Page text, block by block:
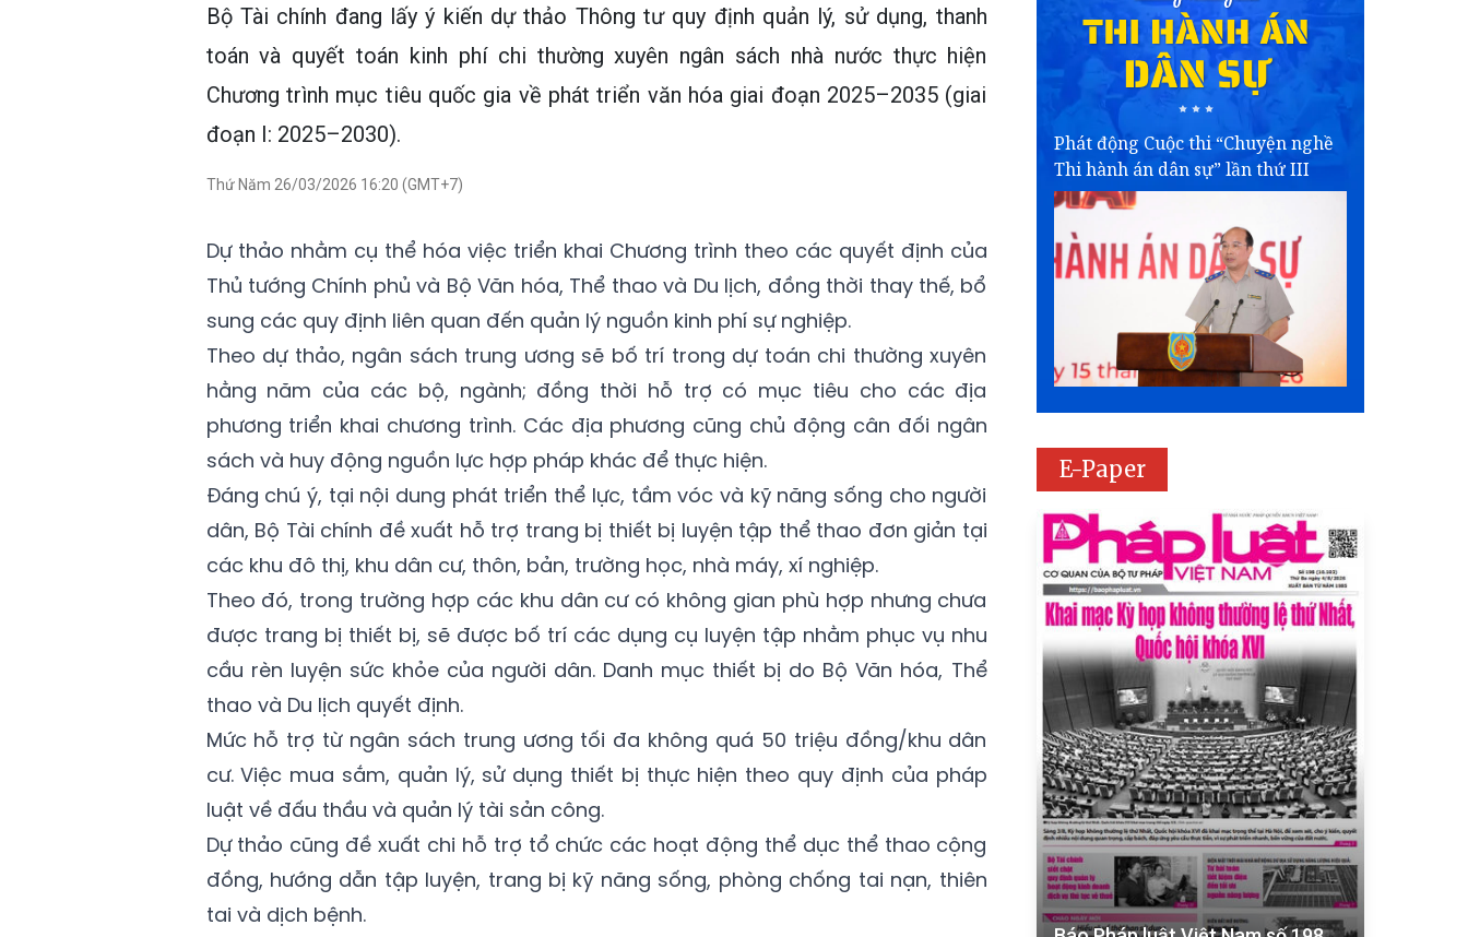
Bộ Tài chính đang lấy ý kiến dự thảo Thông tư quy định quản lý, sử dụng, thanh
toán và quyết toán kinh phí chi thường xuyên ngân sách nhà nước thực hiện
Chương trình mục tiêu quốc gia về phát triển văn hóa giai đoạn 2025–2035 (giai
đoạn I: 2025–2030).
Thứ Năm 26/03/2026 16:20 (GMT+7)
Dự thảo nhằm cụ thể hóa việc triển khai Chương trình theo các quyết định của
Thủ tướng Chính phủ và Bộ Văn hóa, Thể thao và Du lịch, đồng thời thay thế, bổ
sung các quy định liên quan đến quản lý nguồn kinh phí sự nghiệp.
Theo dự thảo, ngân sách trung ương sẽ bố trí trong dự toán chi thường xuyên
hằng năm của các bộ, ngành; đồng thời hỗ trợ có mục tiêu cho các địa
phương triển khai chương trình. Các địa phương cũng chủ động cân đối ngân
sách và huy động nguồn lực hợp pháp khác để thực hiện.
Đáng chú ý, tại nội dung phát triển thể lực, tầm vóc và kỹ năng sống cho người
dân, Bộ Tài chính đề xuất hỗ trợ trang bị thiết bị luyện tập thể thao đơn giản tại
các khu đô thị, khu dân cư, thôn, bản, trường học, nhà máy, xí nghiệp.
Theo đó, trong trường hợp các khu dân cư có không gian phù hợp nhưng chưa
được trang bị thiết bị, sẽ được bố trí các dụng cụ luyện tập nhằm phục vụ nhu
cầu rèn luyện sức khỏe của người dân. Danh mục thiết bị do Bộ Văn hóa, Thể
thao và Du lịch quyết định.
Mức hỗ trợ từ ngân sách trung ương tối đa không quá 50 triệu đồng/khu dân
cư. Việc mua sắm, quản lý, sử dụng thiết bị thực hiện theo quy định của pháp
luật về đấu thầu và quản lý tài sản công.
Dự thảo cũng đề xuất chi hỗ trợ tổ chức các hoạt động thể dục thể thao cộng
đồng, hướng dẫn tập luyện, trang bị kỹ năng sống, phòng chống tai nạn, thiên
tai và dịch bệnh.
Phát động Cuộc thi “Chuyện nghề
Thi hành án dân sự” lần thứ III
E-Paper